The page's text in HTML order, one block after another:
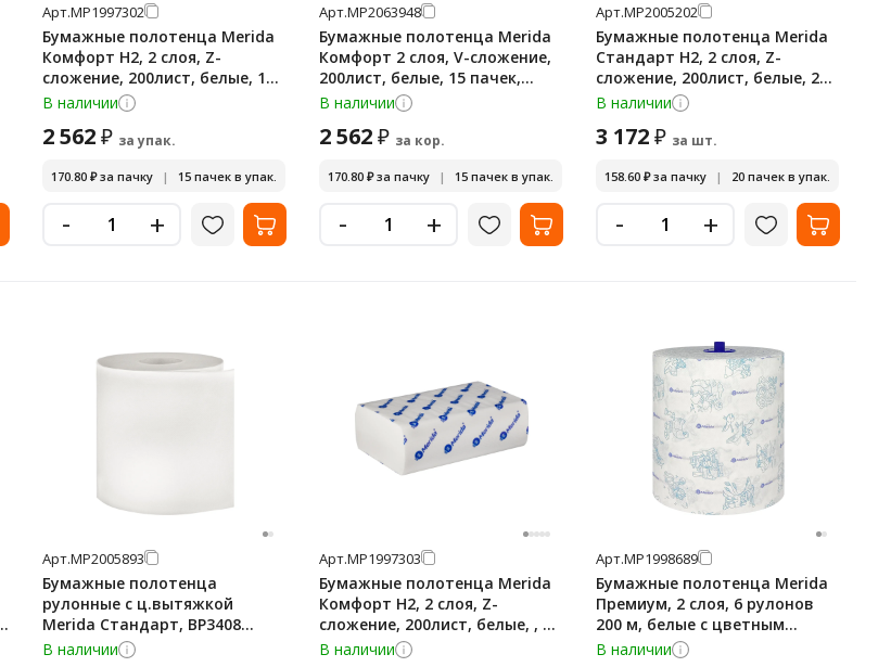
Арт.МР1997302
Бумажные полотенца Merida
Комфорт H2, 2 слоя, Z-
сложение, 200лист, белые, 15
пачек, BP2405
В наличии
2 562₽ за упак.
170.80 ₽за пачку | 15 пачек в упак.
- +
Арт.МР2063948
Бумажные полотенца Merida
Комфорт 2 слоя, V-сложение,
200лист, белые, 15 пачек,
BP1409
В наличии
2 562₽ за кор.
170.80 ₽за пачку | 15 пачек в упак.
- +
Арт.МР2005202
Бумажные полотенца Merida
Стандарт H2, 2 слоя, Z-
сложение, 200лист, белые, 20
пачек, BP2406
В наличии
3 172₽ за шт.
158.60 ₽за пачку | 20 пачек в упак.
- +
Арт.МР2005893
Бумажные полотенца
рулонные с ц.вытяжкой
Merida Стандарт, BP3408
160м, 2 слоя, белые, 6 рулонов
В наличии
Арт.МР1997303
Бумажные полотенца Merida
Комфорт H2, 2 слоя, Z-
сложение, 200лист, белые, , 20
пачек, BP2404
В наличии
Арт.МР1998689
Бумажные полотенца Merida
Премиум, 2 слоя, 6 рулонов
200 м, белые с цветным
рисунком, BP4406
В наличии